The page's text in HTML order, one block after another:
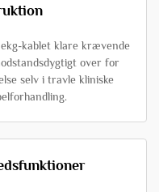
kablet klare krævende
over for
selv i travle kliniske